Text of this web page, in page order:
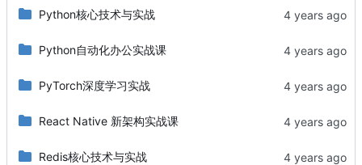
Python核心技术与实战
Python自动化办公实战课
PyTorch深度学习实战
React Native 新架构实战课
Redis核心技术与实战